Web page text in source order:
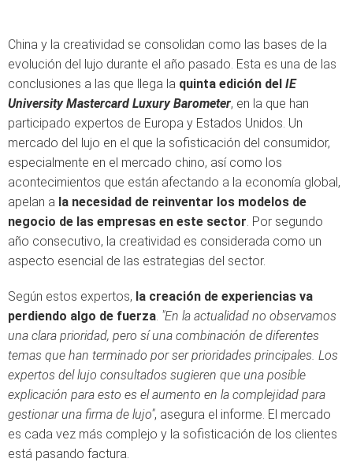
China y la creatividad se consolidan como las bases de la
evolución del lujo durante el año pasado. Esta es una de las
conclusiones a las que llega la quinta edición del IE
University Mastercard Luxury Barometer, en la que han
participado expertos de Europa y Estados Unidos. Un
mercado del lujo en el que la sofisticación del consumidor,
especialmente en el mercado chino, así como los
acontecimientos que están afectando a la economía global,
apelan a la necesidad de reinventar los modelos de
negocio de las empresas en este sector. Por segundo
año consecutivo, la creatividad es considerada como un
aspecto esencial de las estrategias del sector.
Según estos expertos, la creación de experiencias va
perdiendo algo de fuerza. "En la actualidad no observamos
una clara prioridad, pero sí una combinación de diferentes
temas que han terminado por ser prioridades principales. Los
expertos del lujo consultados sugieren que una posible
explicación para esto es el aumento en la complejidad para
gestionar una firma de lujo", asegura el informe. El mercado
es cada vez más complejo y la sofisticación de los clientes
está pasando factura.